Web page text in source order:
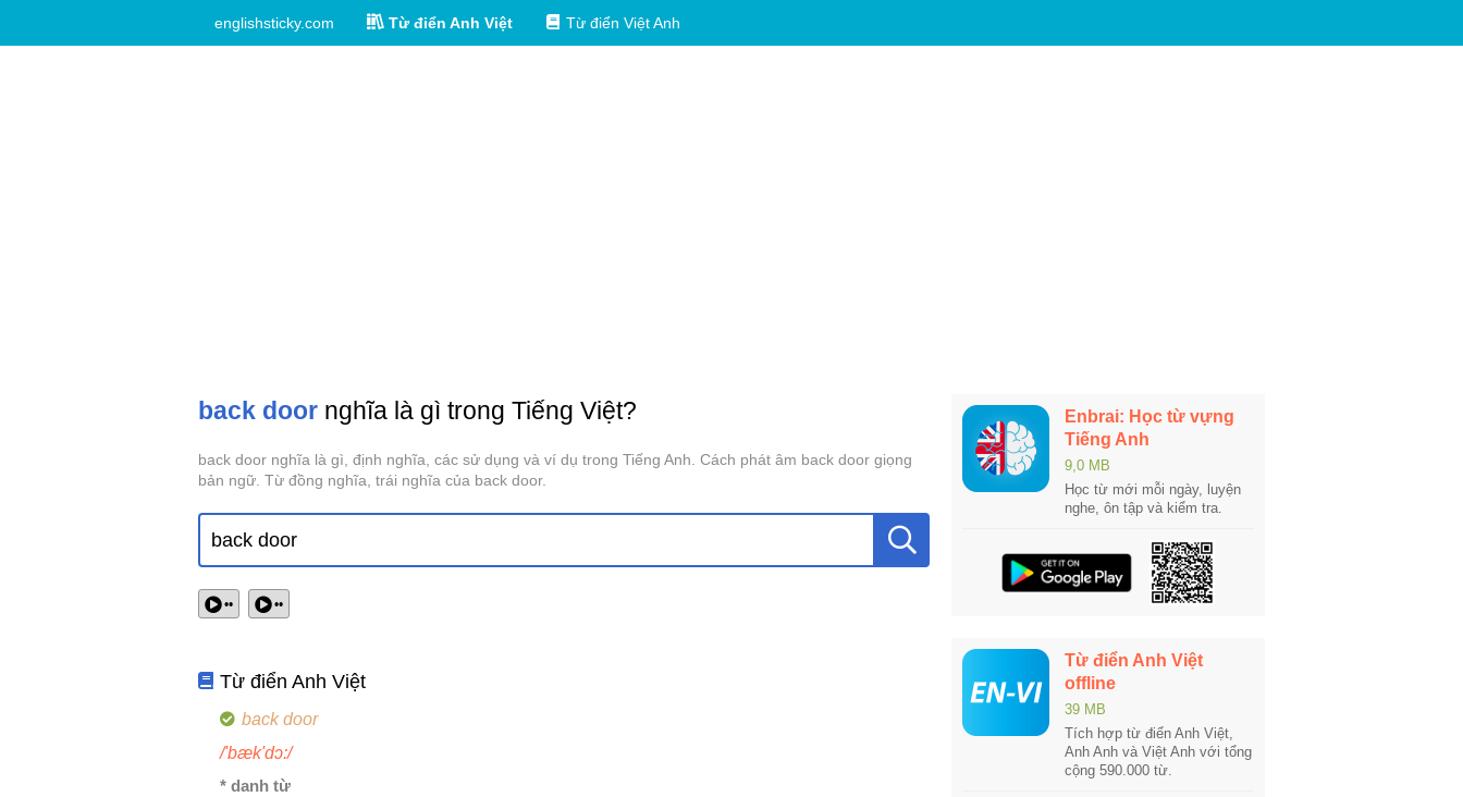
englishsticky.com Từ điển Anh Việt Từ điển Việt Anh
back door nghĩa là gì trong Tiếng Việt?
back door nghĩa là gì, định nghĩa, các sử dụng và ví dụ trong Tiếng Anh. Cách phát âm back door giọng
bản ngữ. Từ đồng nghĩa, trái nghĩa của back door.
•• ••
Từ điển Anh Việt
back door
/'bæk'dɔ:/
* danh từ
Enbrai: Học từ vựng
Tiếng Anh
9,0 MB
Học từ mới mỗi ngày, luyện
nghe, ôn tập và kiểm tra.
Từ điển Anh Việt
offline
39 MB
Tích hợp từ điển Anh Việt,
Anh Anh và Việt Anh với tổng
cộng 590.000 từ.